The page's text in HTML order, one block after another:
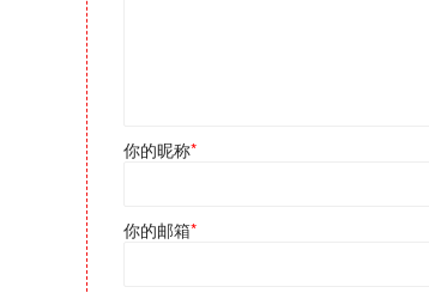
你的昵称*
你的邮箱*